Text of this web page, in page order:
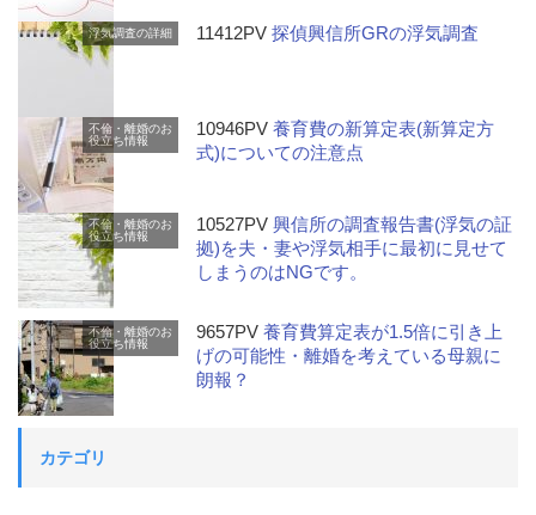
浮気調査の詳細 11412PV探偵興信所GRの浮気調査
不倫・離婚のお
役立ち情報
10946PV養育費の新算定表(新算定方
式)についての注意点
不倫・離婚のお
役立ち情報
10527PV興信所の調査報告書(浮気の証
拠)を夫・妻や浮気相手に最初に見せて
しまうのはNGです。
不倫・離婚のお
役立ち情報
9657PV養育費算定表が1.5倍に引き上
げの可能性・離婚を考えている母親に
朗報？
カテゴリ